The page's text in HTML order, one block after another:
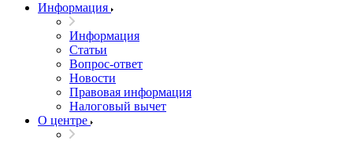
Информация
Информация
Статьи
Вопрос-ответ
Новости
Правовая информация
Налоговый вычет
О центре